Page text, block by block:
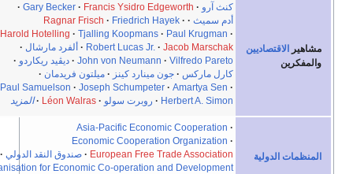
مشاهيرالاقتصاديين
والمفكرين
كنث آرو Gary Becker
Francis Ysidro Edgeworth
أدم سميث
Ragnar Frisch
Friedrich Hayek
Harold Hotelling
Tjalling Koopmans
Paul Krugman
Robert Lucas Jr.
Jacob Marschak
ألفرد مارشال
John von Neumann
Vilfredo Pareto
ديڤيد ريكاردو
كارل ماركس
جون مينارد كينز
ميلتون فريدمان
Paul Samuelson
Joseph Schumpeter
Amartya Sen
Herbert A. Simon
روبرت سولو Léon Walras المزيد
المنظمات الدولية
Asia-Pacific Economic Cooperation
Economic Cooperation Organization
European Free Trade Association
صندوق النقد الدولي
Organisation for Economic Co-operation and Development